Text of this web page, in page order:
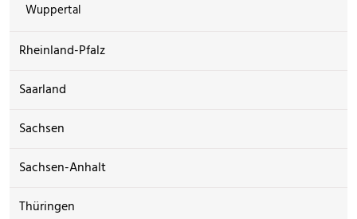
Wuppertal
Rheinland-Pfalz
Saarland
Sachsen
Sachsen-Anhalt
Thüringen